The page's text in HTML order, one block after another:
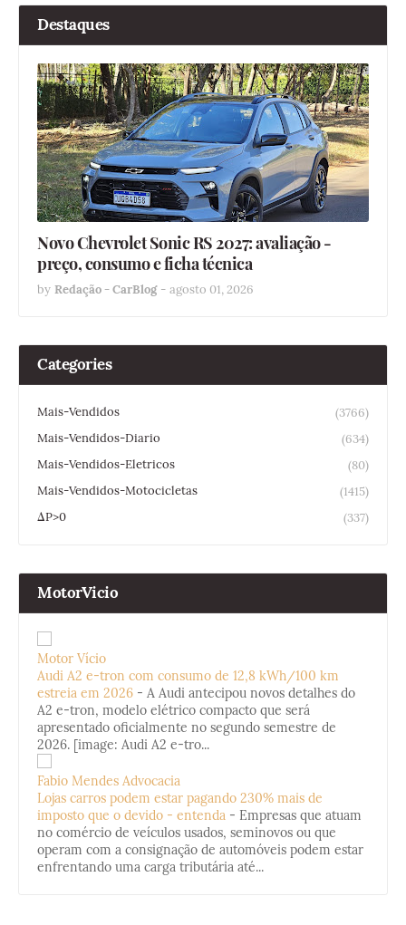
Destaques
Novo Chevrolet Sonic RS 2027: avaliação -
preço, consumo e ficha técnica
by Redação - CarBlog - agosto 01, 2026
Categories
Mais-Vendidos
(3766)
Mais-Vendidos-Diario
(634)
Mais-Vendidos-Eletricos
(80)
Mais-Vendidos-Motocicletas
(1415)
ΔP>0
(337)
MotorVicio
Motor Vício
Audi A2 e-tron com consumo de 12,8 kWh/100 km
estreia em 2026 - A Audi antecipou novos detalhes do
A2 e-tron, modelo elétrico compacto que será
apresentado oficialmente no segundo semestre de
2026. [image: Audi A2 e-tro...
Fabio Mendes Advocacia
Lojas carros podem estar pagando 230% mais de
imposto que o devido - entenda - Empresas que atuam
no comércio de veículos usados, seminovos ou que
operam com a consignação de automóveis podem estar
enfrentando uma carga tributária até...